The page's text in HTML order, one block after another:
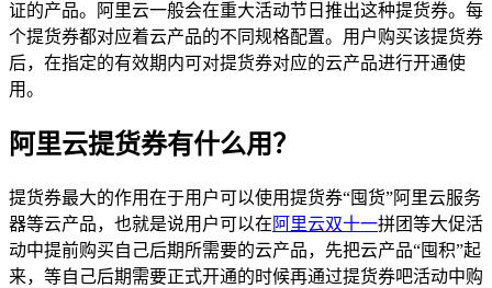
证的产品。阿里云一般会在重大活动节日推出这种提货券。每
个提货券都对应着云产品的不同规格配置。用户购买该提货券
后，在指定的有效期内可对提货券对应的云产品进行开通使
用。
阿里云提货券有什么用？
提货券最大的作用在于用户可以使用提货券“囤货”阿里云服务
器等云产品，也就是说用户可以在 阿里云双十一拼团等大促活
动中提前购买自己后期所需要的云产品，先把云产品“囤积”起
来，等自己后期需要正式开通的时候再通过提货券吧活动中购